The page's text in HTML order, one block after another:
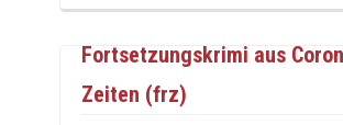
Fortsetzungskrimi aus
Zeiten (frz)